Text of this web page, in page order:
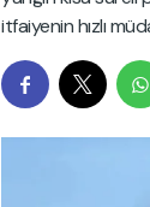
itfaiyenin hızlı